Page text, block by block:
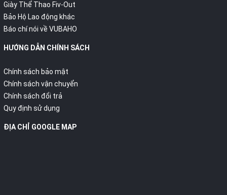
Giày Thể Thao Fiv-Out
Bảo Hộ Lao động khác
Báo chí nói về VUBAHO
HƯỚNG DẪN CHÍNH SÁCH
Chính sách bảo mật
Chính sách vận chuyển
Chính sách đổi trả
Quy định sử dụng
ĐỊA CHỈ GOOGLE MAP